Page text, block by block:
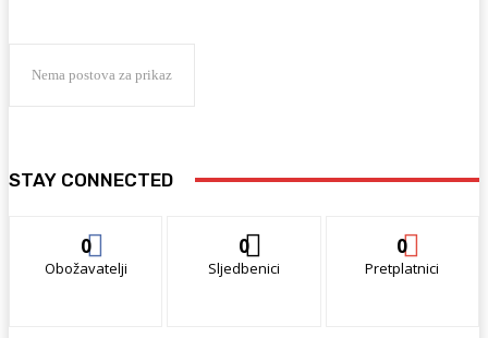
Nema postova za prikaz
STAY CONNECTED
0
Obožavatelji
0
Sljedbenici
0
Pretplatnici